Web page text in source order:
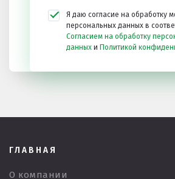
Я даю согласие на обработку
персональных данных в
Согласием на обработку
данных и Политикой
ГЛАВНАЯ
О компании